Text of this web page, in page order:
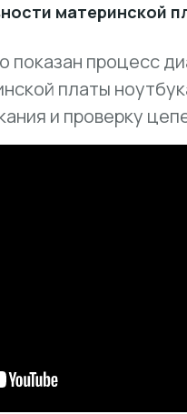
материнской
показан процесс
платы
и проверку